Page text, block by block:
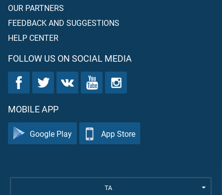
OUR PARTNERS
FEEDBACK AND SUGGESTIONS
HELP CENTER
FOLLOW US ON SOCIAL MEDIA
MOBILE APP
Google Play App Store
TA